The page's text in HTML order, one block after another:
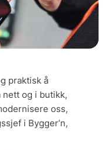
praktisk å
nett og i butikk,
oss,
i Bygger’n,